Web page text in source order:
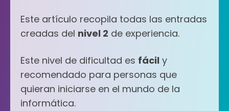
Este artículo recopila todas las entradas
creadas del nivel 2 de experiencia.
Este nivel de dificultad es fácil y
recomendado para personas que
quieran iniciarse en el mundo de la
informática.